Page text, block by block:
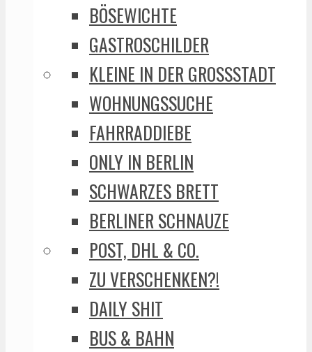
BÖSEWICHTE
GASTROSCHILDER
KLEINE IN DER GROSSSTADT
WOHNUNGSSUCHE
FAHRRADDIEBE
ONLY IN BERLIN
SCHWARZES BRETT
BERLINER SCHNAUZE
POST, DHL & CO.
ZU VERSCHENKEN?!
DAILY SHIT
BUS & BAHN